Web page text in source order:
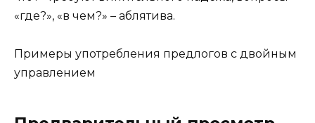
«где?», «в чем?» – аблятива.
Примеры употребления предлогов с двойным
управлением